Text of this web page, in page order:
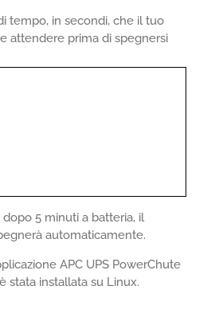
tempo, in secondi, che il tuo
attendere prima di spegnersi
5 minuti a batteria, il
automaticamente.
APC UPS PowerChute
stata installata su Linux.